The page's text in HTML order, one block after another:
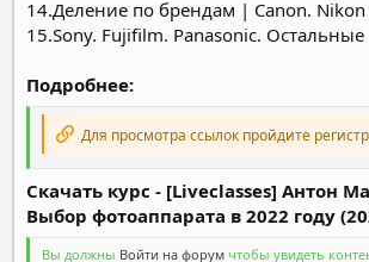
14.Деление по брендам | Canon. Nikon
15.Sony. Fujifilm. Panasonic. Остальные
Подробнее:
Для просмотра ссылок пройдите
Скачать курс - [Liveclasses] Антон
Выбор фотоаппарата в 2022 году
Вы должны Войти на форум чтобы увидеть